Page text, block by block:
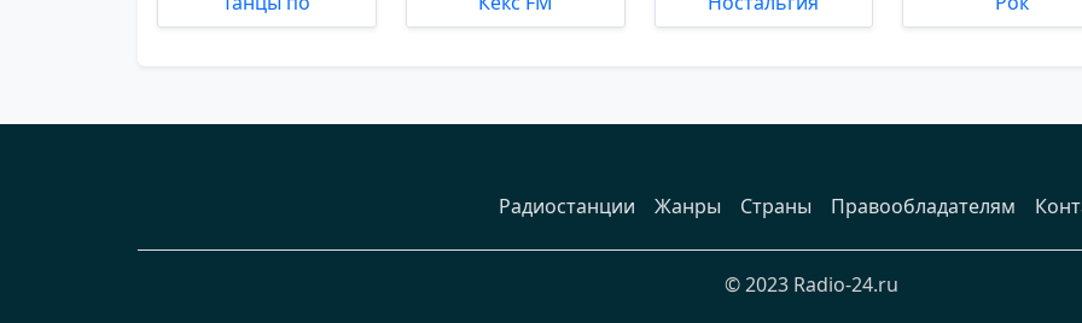
Радиостанции Жанры Страны Правообладателям
© 2023 Radio-24.ru